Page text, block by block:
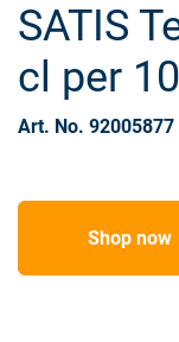
SATIS
cl per
Art. No. 92005877
Shop now